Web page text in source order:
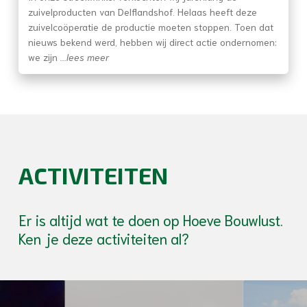
zuivelproducten van Delflandshof. Helaas heeft deze
zuivelcoöperatie de productie moeten stoppen. Toen dat
nieuws bekend werd, hebben wij direct actie ondernomen:
we zijn
...lees meer
ACTIVITEITEN
Er is altijd wat te doen op Hoeve Bouwlust.
Ken je deze activiteiten al?